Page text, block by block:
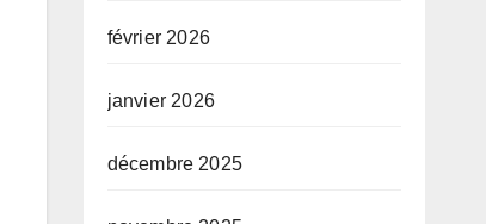
février 2026
janvier 2026
décembre 2025